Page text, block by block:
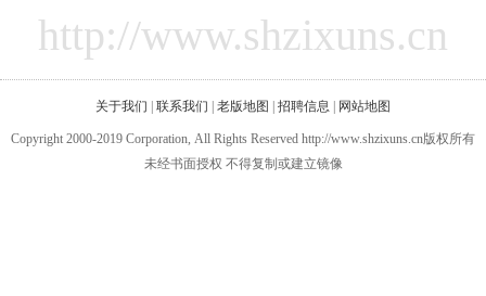
http://www.shzixuns.cn
关于我们 联系我们 老版地图 招聘信息 网站地图
Copyright 2000-2019 Corporation, All Rights Reserved http://www.shzixuns.cn版权所有
未经书面授权 不得复制或建立镜像